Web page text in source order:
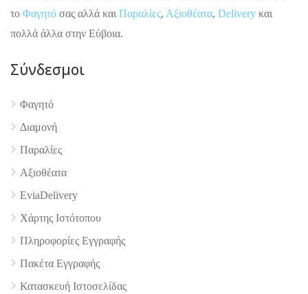
4.9
το Φαγητό σας αλλά και Παραλίες, Αξιοθέατα, Delivery και
πολλά άλλα στην Εύβοια.
Σύνδεσμοι
Φαγητό
Διαμονή
Παραλίες
Αξιοθέατα
EviaDelivery
Χάρτης Ιστότοπου
Πληροφορίες Εγγραφής
Πακέτα Εγγραφής
Κατασκευή Ιστοσελίδας